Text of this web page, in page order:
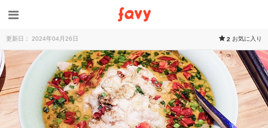
更新日： 2024年04月26日 2 お気に入り